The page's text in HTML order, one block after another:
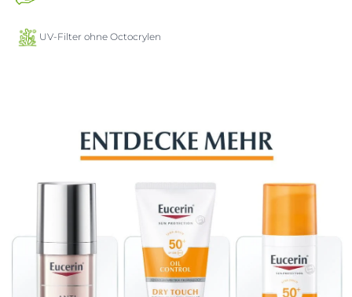
UV-Filter ohne Octocrylen